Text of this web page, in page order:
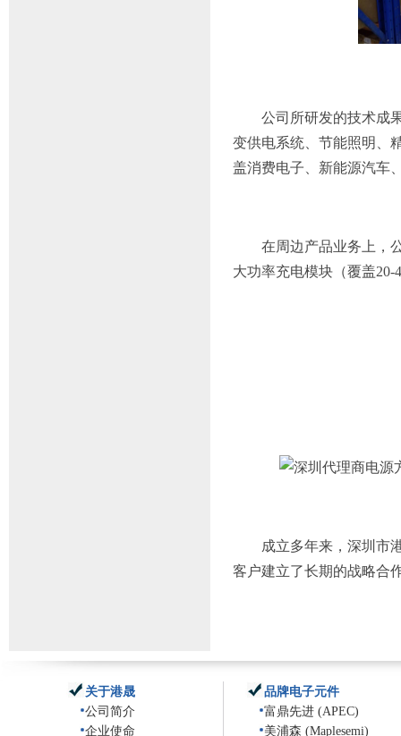
公司所研发的技术成果
变供电系统、节能照明、
盖消费电子、新能源汽车
在周边产品业务上，公
大功率充电模块（覆盖
成立多年来，深圳市港
客户建立了长期的战略合
关于港晟
公司简介
企业使命
品牌电子元件
富鼎先进 (APEC)
美浦森 (Maplesemi)